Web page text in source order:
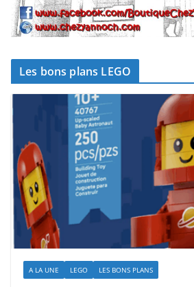
Les bons plans LEGO
A LA UNE LEGO LES BONS PLANS